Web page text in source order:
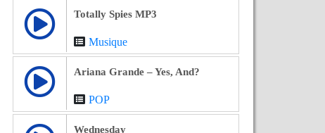
Totally Spies MP3
Musique
Ariana Grande – Yes, And?
POP
Wednesday